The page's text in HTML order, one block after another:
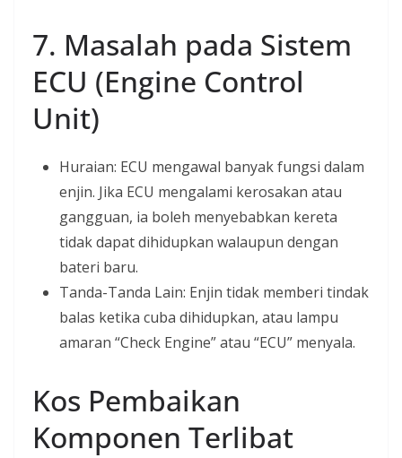
7. Masalah pada Sistem
ECU (Engine Control
Unit)
Huraian: ECU mengawal banyak fungsi dalam
enjin. Jika ECU mengalami kerosakan atau
gangguan, ia boleh menyebabkan kereta
tidak dapat dihidupkan walaupun dengan
bateri baru.
Tanda-Tanda Lain: Enjin tidak memberi tindak
balas ketika cuba dihidupkan, atau lampu
amaran “Check Engine” atau “ECU” menyala.
Kos Pembaikan
Komponen Terlibat